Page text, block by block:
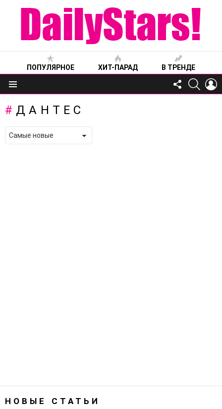
ПОПУЛЯРНОЕ ХИТ-ПАРАД В ТРЕНДЕ
Меню
FOLLOW
US
ДАНТЕС
НОВЫЕ СТАТЬИ